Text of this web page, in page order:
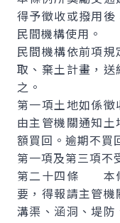
得予徵收或撥用
民間機構使用。
民間機構依前項
取、棄土計畫，
之。
第一項土地如係
由主管機關通知
額買回。逾期不買
第一項及第三項不
第二十四條 本條
要，得報請主管機
溝渠、涵洞、堤